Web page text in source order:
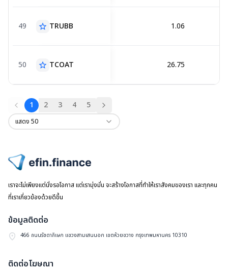
49 star_border TRUBB 1.06
50 star_border TCOAT 26.75
1 2 3 4 5
แสดง 50
ไปหน้าแรก
เราจะไม่เพียงแต่นั่งรอโอกาส แต่เรามุ่งมั่น จะสร้างโอกาสที่ทำให้เราสังคมของเรา และทุกคน
ที่เราเกี่ยวข้องด้วยดีขึ้น
ข้อมูลติดต่อ
466 ถนนรัชดาภิเษก แขวงสามเสนนอก เขตห้วยขวาง กรุงเทพมหานคร 10310
ติดต่อโฆษณา